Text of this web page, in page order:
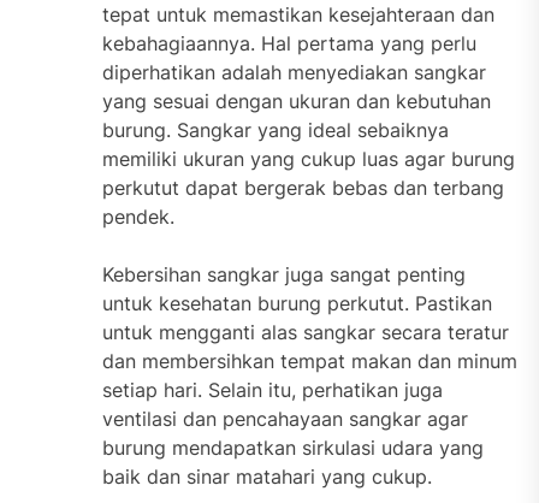
tepat untuk memastikan kesejahteraan dan
kebahagiaannya. Hal pertama yang perlu
diperhatikan adalah menyediakan sangkar
yang sesuai dengan ukuran dan kebutuhan
burung. Sangkar yang ideal sebaiknya
memiliki ukuran yang cukup luas agar burung
perkutut dapat bergerak bebas dan terbang
pendek.
Kebersihan sangkar juga sangat penting
untuk kesehatan burung perkutut. Pastikan
untuk mengganti alas sangkar secara teratur
dan membersihkan tempat makan dan minum
setiap hari. Selain itu, perhatikan juga
ventilasi dan pencahayaan sangkar agar
burung mendapatkan sirkulasi udara yang
baik dan sinar matahari yang cukup.